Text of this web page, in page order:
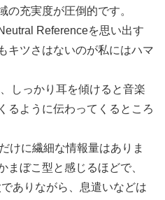
の充実度が圧倒的です。
Referenceを思い出す
キツさはないのが私にはハマ
しっかり耳を傾けると音楽
るように伝わってくるところ
けに繊細な情報量はありま
まぼこ型と感じるほどで、
ありながら、息遣いなどは